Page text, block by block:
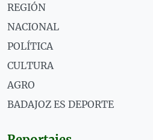
REGIÓN
NACIONAL
POLÍTICA
CULTURA
AGRO
BADAJOZ ES DEPORTE